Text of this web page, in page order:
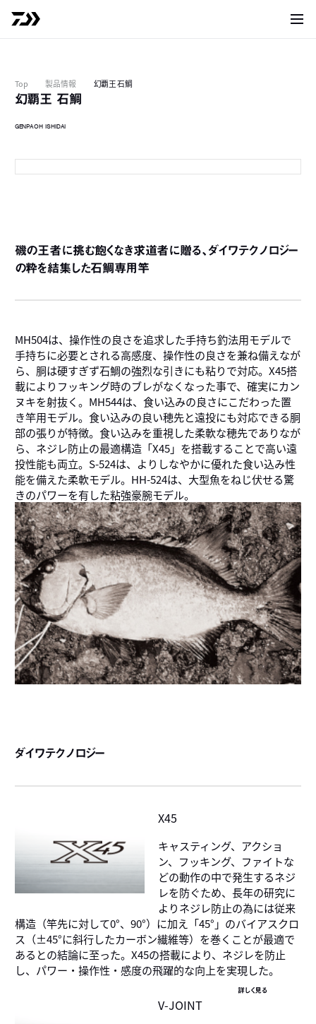
サイ
Top 製品情報 幻覇王 石鯛
幻覇王 石鯛
GENPAOH ISHIDAI
磯の王者に挑む飽くなき求道者に贈る、ダイワテクノロジー
の粋を結集した石鯛専用竿
MH504は、操作性の良さを追求した手持ち釣法用モデルで
手持ちに必要とされる高感度、操作性の良さを兼ね備えなが
ら、胴は硬すぎず石鯛の強烈な引きにも粘りで対応。X45搭
載によりフッキング時のブレがなくなった事で、確実にカン
ヌキを射抜く。MH544は、食い込みの良さにこだわった置
き竿用モデル。食い込みの良い穂先と遠投にも対応できる胴
部の張りが特徴。食い込みを重視した柔軟な穂先でありなが
ら、ネジレ防止の最適構造「X45」を搭載することで高い遠
投性能も両立。S-524は、よりしなやかに優れた食い込み性
能を備えた柔軟モデル。HH-524は、大型魚をねじ伏せる驚
きのパワーを有した粘強豪腕モデル。
ダイワテクノロジー
X45
キャスティング、アクショ
ン、フッキング、ファイトな
どの動作の中で発生するネジ
レを防ぐため、長年の研究に
よりネジレ防止の為には従来
構造（竿先に対して0°、90°）に加え「45°」のバイアスクロ
ス（±45°に斜行したカーボン繊維等）を巻くことが最適で
あるとの結論に至った。X45の搭載により、ネジレを防止
し、パワー・操作性・感度の飛躍的な向上を実現した。
詳しく見る
V-JOINT